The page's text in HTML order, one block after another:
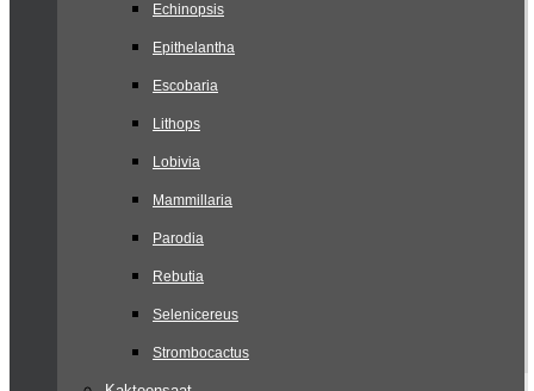
Echinopsis
Epithelantha
Escobaria
Lithops
Lobivia
Mammillaria
Parodia
Rebutia
Selenicereus
Strombocactus